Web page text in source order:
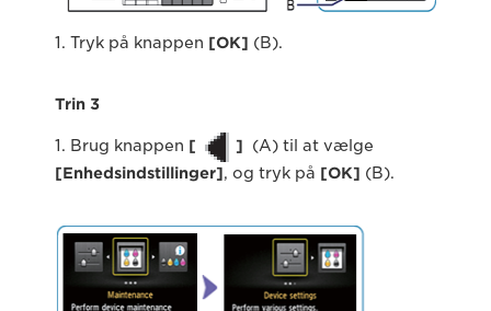
1. Tryk på knappen [OK] (B).
Trin 3
1. Brug knappen [ ]
(A) til at vælge
[Enhedsindstillinger], og tryk på [OK] (B).